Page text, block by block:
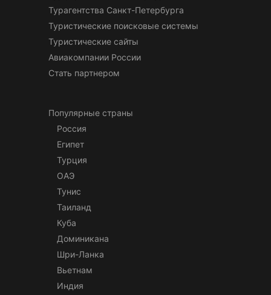
Турагентства Санкт-Петербурга
Туристические поисковые системы
Туристические сайты
Авиакомпании России
Стать партнером
Популярные страны
Россия
Египет
Турция
ОАЭ
Тунис
Таиланд
Куба
Доминикана
Шри-Ланка
Вьетнам
Индия